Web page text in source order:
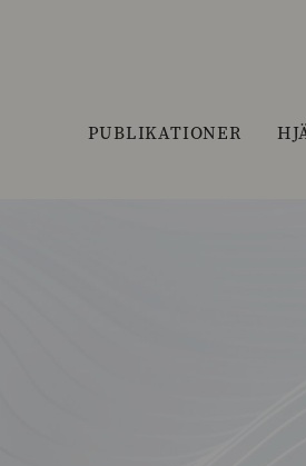
PUBLIKATIONER